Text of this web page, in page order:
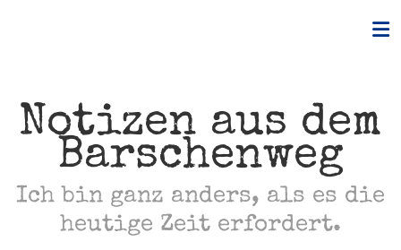
Notizen aus dem
Barschenweg
Ich bin ganz anders, als es die
heutige Zeit erfordert.